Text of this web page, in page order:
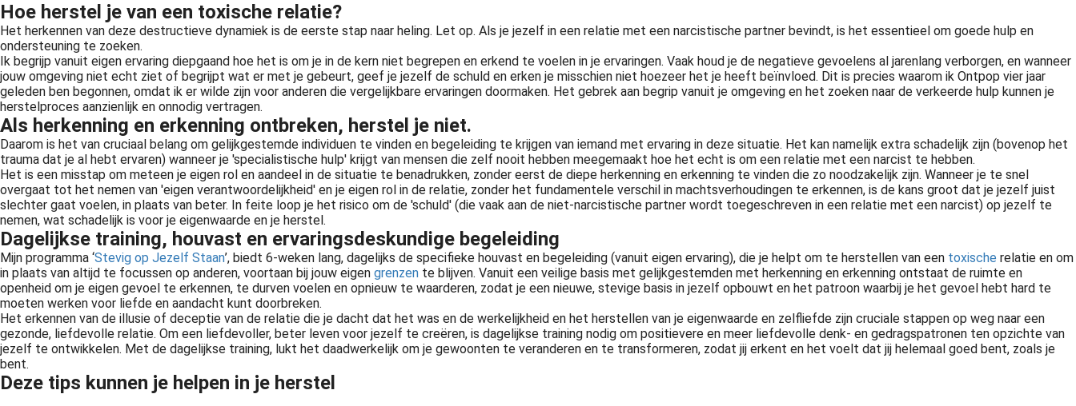
Hoe herstel je van een toxische relatie?
Het herkennen van deze destructieve dynamiek is de eerste stap naar heling. Let op. Als je jezelf in een relatie met een narcistische partner bevindt, is het essentieel om goede hulp en
ondersteuning te zoeken.
Ik begrijp vanuit eigen ervaring diepgaand hoe het is om je in de kern niet begrepen en erkend te voelen in je ervaringen. Vaak houd je de negatieve gevoelens al jarenlang verborgen, en wanneer
jouw omgeving niet echt ziet of begrijpt wat er met je gebeurt, geef je jezelf de schuld en erken je misschien niet hoezeer het je heeft beïnvloed. Dit is precies waarom ik Ontpop vier jaar
geleden ben begonnen, omdat ik er wilde zijn voor anderen die vergelijkbare ervaringen doormaken. Het gebrek aan begrip vanuit je omgeving en het zoeken naar de verkeerde hulp kunnen je
herstelproces aanzienlijk en onnodig vertragen.
Als herkenning en erkenning ontbreken, herstel je niet.
Daarom is het van cruciaal belang om gelijkgestemde individuen te vinden en begeleiding te krijgen van iemand met ervaring in deze situatie. Het kan namelijk extra schadelijk zijn (bovenop het
trauma dat je al hebt ervaren) wanneer je 'specialistische hulp' krijgt van mensen die zelf nooit hebben meegemaakt hoe het echt is om een relatie met een narcist te hebben.
Het is een misstap om meteen je eigen rol en aandeel in de situatie te benadrukken, zonder eerst de diepe herkenning en erkenning te vinden die zo noodzakelijk zijn. Wanneer je te snel
overgaat tot het nemen van 'eigen verantwoordelijkheid' en je eigen rol in de relatie, zonder het fundamentele verschil in machtsverhoudingen te erkennen, is de kans groot dat je jezelf juist
slechter gaat voelen, in plaats van beter. In feite loop je het risico om de 'schuld' (die vaak aan de niet-narcistische partner wordt toegeschreven in een relatie met een narcist) op jezelf te
nemen, wat schadelijk is voor je eigenwaarde en je herstel.
Dagelijkse training, houvast en ervaringsdeskundige begeleiding
Mijn programma ‘Stevig op Jezelf Staan’, biedt 6-weken lang, dagelijks de specifieke houvast en begeleiding (vanuit eigen ervaring), die je helpt om te herstellen van een toxische relatie en om
in plaats van altijd te focussen op anderen, voortaan bij jouw eigen grenzen te blijven. Vanuit een veilige basis met gelijkgestemden met herkenning en erkenning ontstaat de ruimte en
openheid om je eigen gevoel te erkennen, te durven voelen en opnieuw te waarderen, zodat je een nieuwe, stevige basis in jezelf opbouwt en het patroon waarbij je het gevoel hebt hard te
moeten werken voor liefde en aandacht kunt doorbreken.
Het erkennen van de illusie of deceptie van de relatie die je dacht dat het was en de werkelijkheid en het herstellen van je eigenwaarde en zelfliefde zijn cruciale stappen op weg naar een
gezonde, liefdevolle relatie. Om een liefdevoller, beter leven voor jezelf te creëren, is dagelijkse training nodig om positievere en meer liefdevolle denk- en gedragspatronen ten opzichte van
jezelf te ontwikkelen. Met de dagelijkse training, lukt het daadwerkelijk om je gewoonten te veranderen en te transformeren, zodat jij erkent en het voelt dat jij helemaal goed bent, zoals je
bent.
Deze tips kunnen je helpen in je herstel